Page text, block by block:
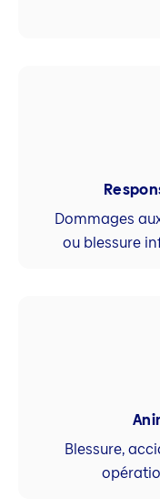
Dommages
ou blessure
Blessure,